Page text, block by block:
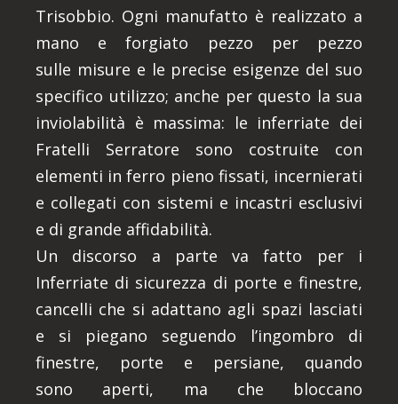
Trisobbio. Ogni manufatto è realizzato a
mano e forgiato pezzo per pezzo
sulle misure e le precise esigenze del suo
specifico utilizzo; anche per questo la sua
inviolabilità è massima: le inferriate dei
Fratelli Serratore sono costruite con
elementi in ferro pieno fissati, incernierati
e collegati con sistemi e incastri esclusivi
e di grande affidabilità.
Un discorso a parte va fatto per i
Inferriate di sicurezza di porte e finestre,
cancelli che si adattano agli spazi lasciati
e si piegano seguendo l’ingombro di
finestre, porte e persiane, quando
sono aperti, ma che bloccano